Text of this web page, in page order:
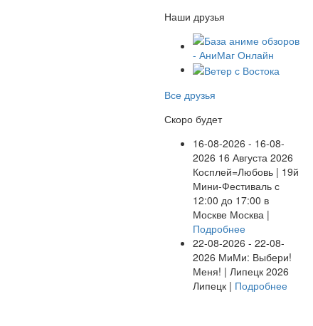
Наши друзья
Все друзья
Скоро будет
16-08-2026 - 16-08-
2026 16 Августа 2026
Косплей=Любовь | 19й
Мини-Фестиваль с
12:00 до 17:00 в
Москве Москва |
Подробнее
22-08-2026 - 22-08-
2026 МиМи: Выбери!
Меня! | Липецк 2026
Липецк | Подробнее